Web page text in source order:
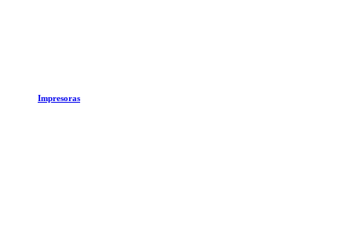
Impresoras